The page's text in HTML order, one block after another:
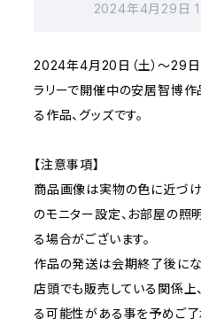
2024年4月29日
2024年4月20日（土）～29日
ラリーで開催中の安居智博作
る作品、グッズです。
【注意事項】
商品画像は実物の色に近づけ
のモニター設定、お部屋の
る場合がございます。
作品の発送は会期終了後にな
店頭でも販売している関係上
る可能性がある事を予めご了